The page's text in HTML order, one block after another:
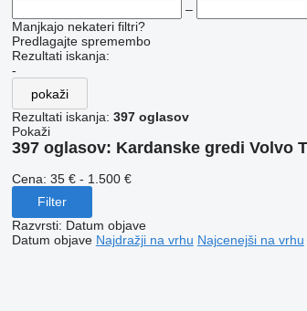
–
Manjkajo nekateri filtri?
Predlagajte spremembo
Rezultati iskanja:
-
pokaži
Rezultati iskanja: 397 oglasov
Pokaži
397 oglasov: Kardanske gredi Volvo
Cena: 35 € - 1.500 €
Filter
Razvrsti: Datum objave
Datum objave Najdražji na vrhu Najcenejši na vrhu